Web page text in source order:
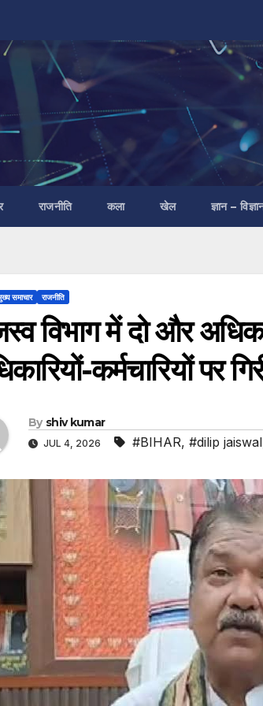
राजनीति कला खेल ज्ञान –
समाचार राजनीति
विभाग में दो और
कर्मचारियों पर
By shiv kumar
JUL 4, 2026 #BIHAR, #dilip jaiswal